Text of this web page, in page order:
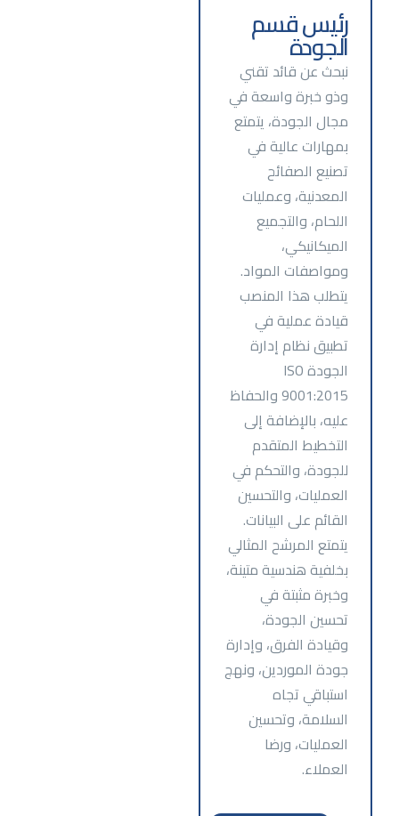
رئيس قسم
الجودة
نبحث عن قائد تقني
وذو خبرة واسعة في
مجال الجودة، يتمتع
بمهارات عالية في
تصنيع الصفائح
المعدنية، وعمليات
اللحام، والتجميع
الميكانيكي،
ومواصفات المواد.
يتطلب هذا المنصب
قيادة عملية في
تطبيق نظام إدارة
الجودة ISO
9001:2015 والحفاظ
عليه، بالإضافة إلى
التخطيط المتقدم
للجودة، والتحكم في
العمليات، والتحسين
القائم على البيانات.
يتمتع المرشح المثالي
بخلفية هندسية متينة،
وخبرة مثبتة في
تحسين الجودة،
وقيادة الفرق، وإدارة
جودة الموردين، ونهج
استباقي تجاه
السلامة، وتحسين
العمليات، ورضا
العملاء.